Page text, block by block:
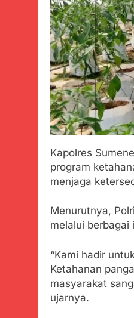
Kapolres
program
menjaga
Menurutnya,
melalui berbagai
“Kami hadir
Ketahanan
masyarakat
ujarnya.